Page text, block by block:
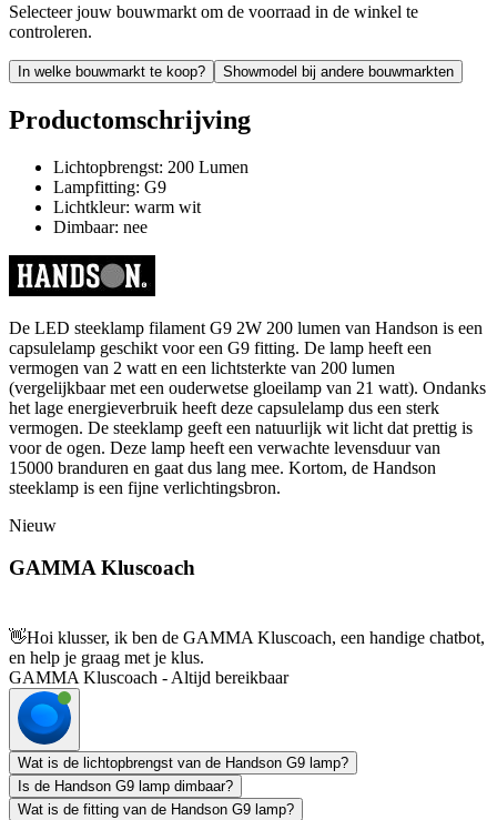
Selecteer jouw bouwmarkt om de voorraad in de winkel te
controleren.
In welke bouwmarkt te koop? Showmodel bij andere bouwmarkten
Productomschrijving
Lichtopbrengst: 200 Lumen
Lampfitting: G9
Lichtkleur: warm wit
Dimbaar: nee
De LED steeklamp filament G9 2W 200 lumen van Handson is een
capsulelamp geschikt voor een G9 fitting. De lamp heeft een
vermogen van 2 watt en een lichtsterkte van 200 lumen
(vergelijkbaar met een ouderwetse gloeilamp van 21 watt). Ondanks
het lage energieverbruik heeft deze capsulelamp dus een sterk
vermogen. De steeklamp geeft een natuurlijk wit licht dat prettig is
voor de ogen. Deze lamp heeft een verwachte levensduur van
15000 branduren en gaat dus lang mee. Kortom, de Handson
steeklamp is een fijne verlichtingsbron.
Nieuw
GAMMA Kluscoach
👋Hoi klusser, ik ben de GAMMA Kluscoach, een handige chatbot,
en help je graag met je klus.
GAMMA Kluscoach - Altijd bereikbaar
Wat is de lichtopbrengst van de Handson G9 lamp?
Is de Handson G9 lamp dimbaar?
Wat is de fitting van de Handson G9 lamp?